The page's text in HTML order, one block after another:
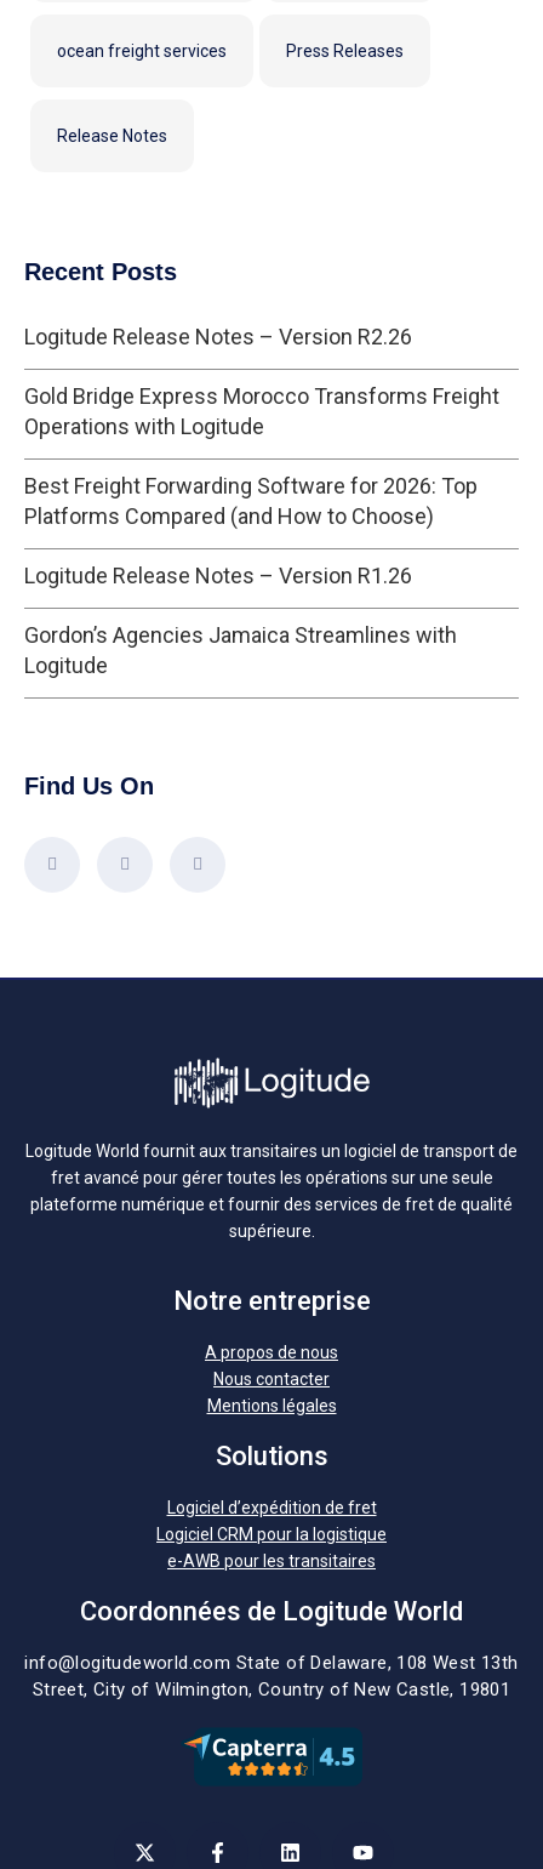
ocean freight services Press Releases
Release Notes
Recent Posts
Logitude Release Notes – Version R2.26
Gold Bridge Express Morocco Transforms Freight
Operations with Logitude
Best Freight Forwarding Software for 2026: Top
Platforms Compared (and How to Choose)
Logitude Release Notes – Version R1.26
Gordon’s Agencies Jamaica Streamlines with
Logitude
Find Us On
Logitude World fournit aux transitaires un logiciel de transport de
fret avancé pour gérer toutes les opérations sur une seule
plateforme numérique et fournir des services de fret de qualité
supérieure.
Notre entreprise
A propos de nous
Nous contacter
Mentions légales
Solutions
Logiciel d’expédition de fret
Logiciel CRM pour la logistique
e-AWB pour les transitaires
Coordonnées de Logitude World
info@logitudeworld.com State of Delaware, 108 West 13th
Street, City of Wilmington, Country of New Castle, 19801